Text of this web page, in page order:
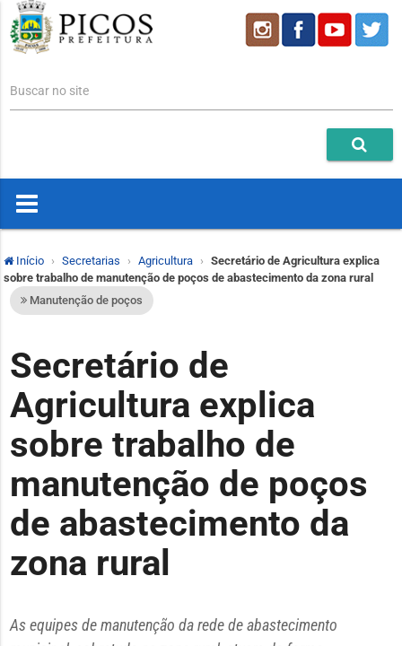
Buscar no site
Início Secretarias Agricultura
Secretário de Agricultura explica
sobre trabalho de manutenção de poços de abastecimento da zona rural
Manutenção de poços
Secretário de
Agricultura explica
sobre trabalho de
manutenção de poços
de abastecimento da
zona rural
As equipes de manutenção da rede de abastecimento